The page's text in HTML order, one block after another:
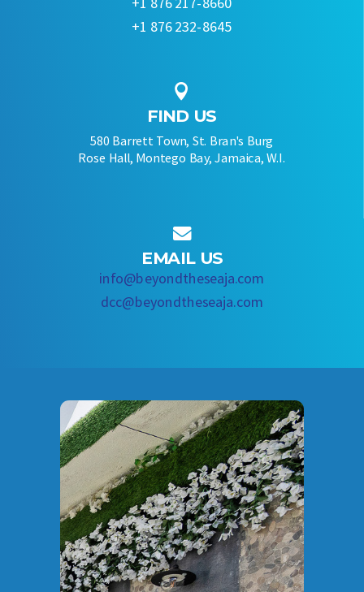
+1 876 232-8645

FIND US
580 Barrett Town, St. Bran's Burg
Rose Hall, Montego Bay, Jamaica, W.I.

EMAIL US
info@beyondtheseaja.com
dcc@beyondtheseaja.com